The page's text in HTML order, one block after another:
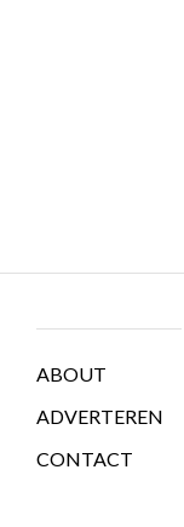
ABOUT
ADVERTEREN
CONTACT